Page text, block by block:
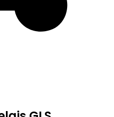
la Maison